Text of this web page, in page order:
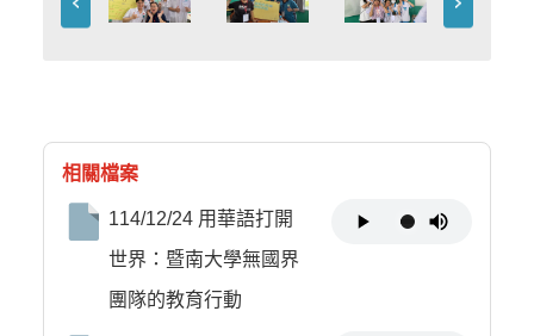
相關檔案
114/12/24 用華語打開
世界：暨南大學無國界
團隊的教育行動